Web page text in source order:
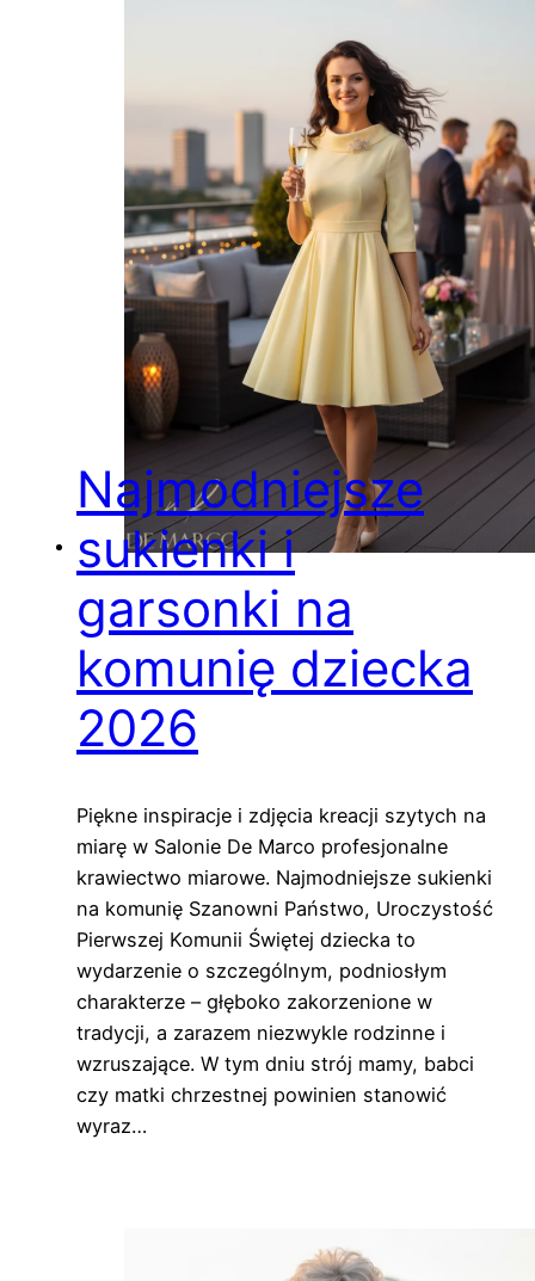
Najmodniejsze
sukienki i
garsonki na
komunię dziecka
2026
Piękne inspiracje i zdjęcia kreacji szytych na
miarę w Salonie De Marco profesjonalne
krawiectwo miarowe. Najmodniejsze sukienki
na komunię Szanowni Państwo, Uroczystość
Pierwszej Komunii Świętej dziecka to
wydarzenie o szczególnym, podniosłym
charakterze – głęboko zakorzenione w
tradycji, a zarazem niezwykle rodzinne i
wzruszające. W tym dniu strój mamy, babci
czy matki chrzestnej powinien stanowić
wyraz…